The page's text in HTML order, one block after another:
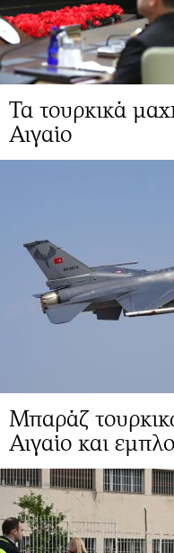
Τα τουρκικά
Αιγαίο
Μπαράζ
Αιγαίο και